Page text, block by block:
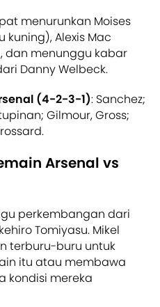
menurunkan Moises
Alexis Mac
dan menunggu kabar
Danny Welbeck.
(4-2-3-1): Sanchez;
Gilmour, Gross;
Arsenal vs
perkembangan dari
Tomiyasu. Mikel
terburu-buru untuk
itu atau membawa
kondisi mereka